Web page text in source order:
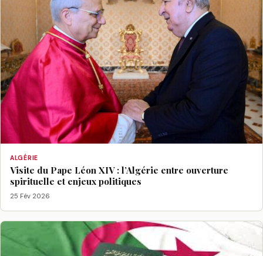
ALGÉRIE
Visite du Pape Léon XIV : l’Algérie entre ouverture
spirituelle et enjeux politiques
25 Fév 2026